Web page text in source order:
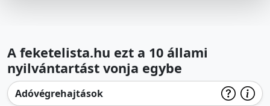
A feketelista.hu ezt a 10 állami
nyilvántartást vonja egybe
Adóvégrehajtások